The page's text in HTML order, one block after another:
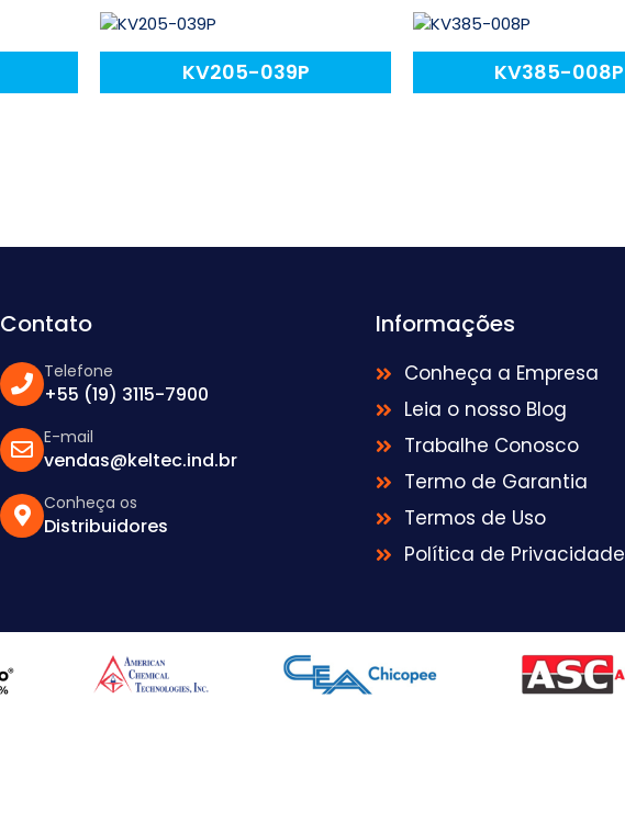
KV205-039P KV385-008P
Contato
Telefone
+55 (19) 3115-7900
E-mail
vendas@keltec.ind.br
Conheça os
Distribuidores
Informações
Conheça a Empresa
Leia o nosso Blog
Trabalhe Conosco
Termo de Garantia
Termos de Uso
Política de Privacidade